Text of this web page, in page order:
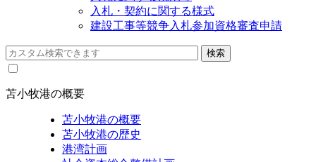
入札・契約に関する様式
建設工事等競争入札参加資格審査申請
苫小牧港の概要
苫小牧港の概要
苫小牧港の歴史
港湾計画